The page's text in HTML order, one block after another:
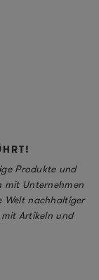
Produkte und
mit Unternehmen
Welt nachhaltiger
Artikeln und